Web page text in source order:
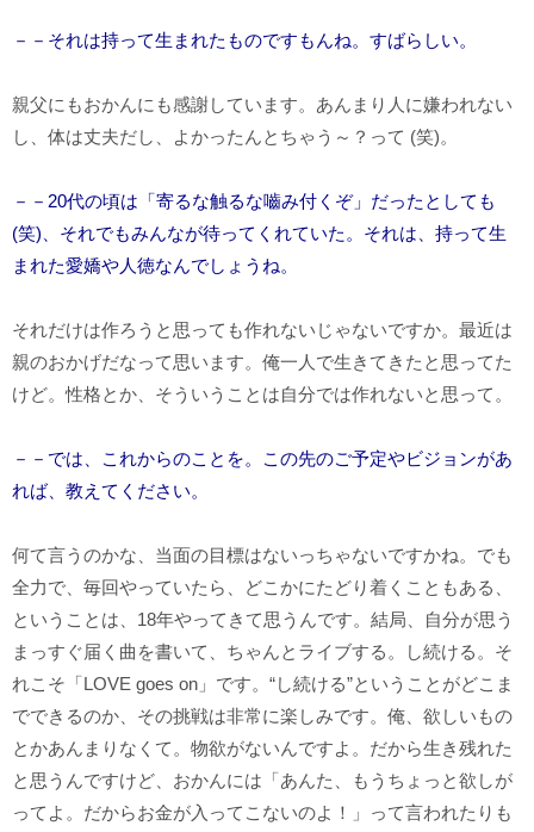
－－それは持って生まれたものですもんね。すばらしい。
親父にもおかんにも感謝しています。あんまり人に嫌われない
し、体は丈夫だし、よかったんとちゃう～？って (笑)。
－－20代の頃は「寄るな触るな嚙み付くぞ」だったとしても
(笑)、それでもみんなが待ってくれていた。それは、持って生
まれた愛嬌や人徳なんでしょうね。
それだけは作ろうと思っても作れないじゃないですか。最近は
親のおかげだなって思います。俺一人で生きてきたと思ってた
けど。性格とか、そういうことは自分では作れないと思って。
－－では、これからのことを。この先のご予定やビジョンがあ
れば、教えてください。
何て言うのかな、当面の目標はないっちゃないですかね。でも
全力で、毎回やっていたら、どこかにたどり着くこともある、
ということは、18年やってきて思うんです。結局、自分が思う
まっすぐ届く曲を書いて、ちゃんとライブする。し続ける。そ
れこそ「LOVE goes on」です。“し続ける”ということがどこま
でできるのか、その挑戦は非常に楽しみです。俺、欲しいもの
とかあんまりなくて。物欲がないんですよ。だから生き残れた
と思うんですけど、おかんには「あんた、もうちょっと欲しが
ってよ。だからお金が入ってこないのよ！」って言われたりも